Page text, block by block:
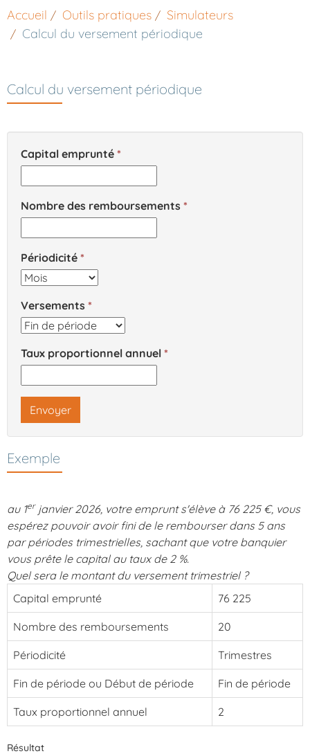
Accueil Outils pratiques
Simulateurs
Calcul du versement périodique
Calcul du versement périodique
Capital emprunté
Nombre des remboursements
Périodicité
Versements
Taux proportionnel annuel
Envoyer
Exemple
au 1erjanvier 2026, votre emprunt s'élève à 76 225 €, vous
espérez pouvoir avoir fini de le rembourser dans 5 ans
par périodes trimestrielles, sachant que votre banquier
vous prête le capital au taux de 2 %.
Quel sera le montant du versement trimestriel ?
Capital emprunté
76 225
Nombre des remboursements 20
Périodicité Trimestres
Fin de période ou Début de période Fin de période
Taux proportionnel annuel 2
Résultat